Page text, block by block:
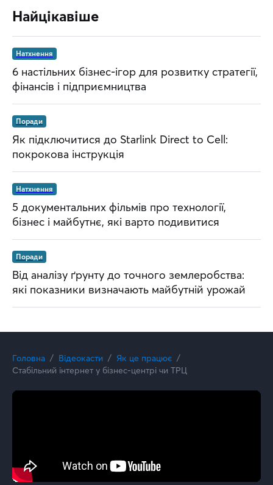
Найцікавіше
Натхнення
6 настільних бізнес-ігор для розвитку стратегії,
фінансів і підприємництва
Поради
Як підключитися до Starlink Direct to Cell:
покрокова інструкція
Натхнення
5 документальних фільмів про технології,
бізнес і майбутнє, які варто подивитися
Поради
Від аналізу ґрунту до точного землеробства:
які показники визначають майбутній урожай
Головна Відеокасти
Як це працює
Стабільний інтернет у бізнес-центрі чи ТРЦ